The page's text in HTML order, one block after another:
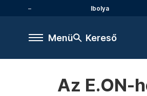
Ibolya
Menü Kereső
Az E.ON-